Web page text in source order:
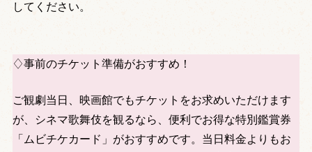
してください。
♢事前のチケット準備がおすすめ！
ご観劇当日、映画館でもチケットをお求めいただけます
が、シネマ歌舞伎を観るなら、便利でお得な特別鑑賞券
「ムビチケカード」がおすすめです。当日料金よりもお